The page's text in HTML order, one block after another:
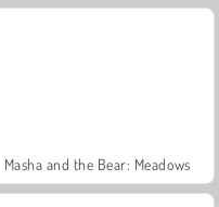
Masha and the Bear: Meadows